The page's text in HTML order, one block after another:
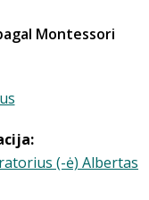
Montessori
(-ė) Albertas